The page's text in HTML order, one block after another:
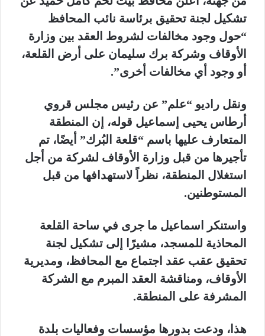
تشكيل لجنة تحقيق برئاسة نائب المحافظ
“حول وجود مخالفات لشروط العقد بين وزارة
الأوقاف وشركة برك سليمان على أرض القلعة،
أو وجود أي مخالفات أخرى”.
ونقل راديو “علم” عن رئيس مجلس قروي
أرطاس يحيى إسماعيل قوله، إن المنطقة
المتعارف عليها باسم “قلعة البُرك” أيضًا، تم
تأجيرها من قبل وزارة الأوقاف لشركة من أجل
استغلال المنطقة، نظراً لاستهدافها من قبل
المستوطنين.
واستنكر اسماعيل ما جرى في ساحة القلعة
المحاذية للمسجد، مشيرًا إلى تشكيل لجنة
تحقيق عقب عقد اجتماع مع المحافظ، ومديرية
الأوقاف، ومناقشة العقد المبرم مع الشركة
المشرفة على المنطقة.
هذا، ودعت بدورها مؤسسات وفعاليات بلدة